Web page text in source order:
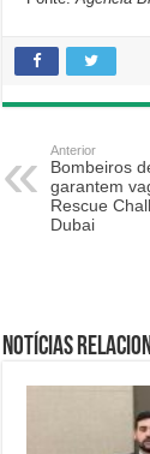
Anterior
Bombeiros
garantem
Rescue
Dubai
Notícias